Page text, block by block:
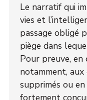
Le narratif qui
vies et
passage obligé
piège dans
Pour preuve, en
notamment, aux
supprimés ou
fortement